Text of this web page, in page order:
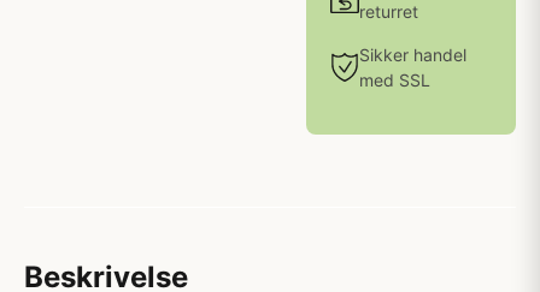
returret
Sikker handel
med SSL
Beskrivelse